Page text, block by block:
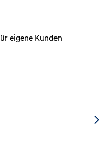
eigene Kunden